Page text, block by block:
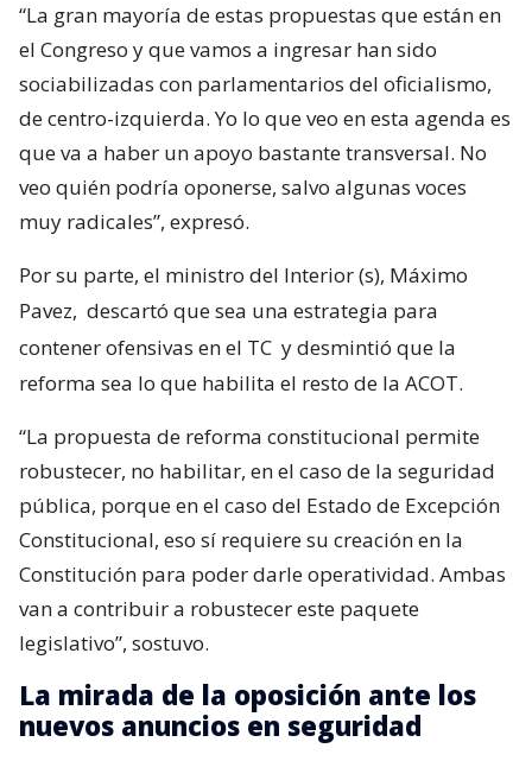
“La gran mayoría de estas propuestas que están en
el Congreso y que vamos a ingresar han sido
sociabilizadas con parlamentarios del oficialismo,
de centro-izquierda. Yo lo que veo en esta agenda es
que va a haber un apoyo bastante transversal. No
veo quién podría oponerse, salvo algunas voces
muy radicales”, expresó.
Por su parte, el ministro del Interior (s), Máximo
Pavez, descartó que sea una estrategia para
contener ofensivas en el TC y desmintió que la
reforma sea lo que habilita el resto de la ACOT.
“La propuesta de reforma constitucional permite
robustecer, no habilitar, en el caso de la seguridad
pública, porque en el caso del Estado de Excepción
Constitucional, eso sí requiere su creación en la
Constitución para poder darle operatividad. Ambas
van a contribuir a robustecer este paquete
legislativo”, sostuvo.
La mirada de la oposición ante los
nuevos anuncios en seguridad